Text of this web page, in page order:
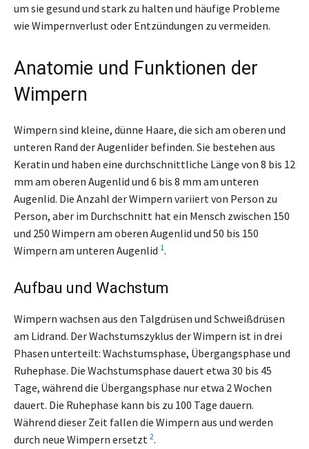
um sie gesund und stark zu halten und häufige Probleme
wie Wimpernverlust oder Entzündungen zu vermeiden.
Anatomie und Funktionen der
Wimpern
Wimpern sind kleine, dünne Haare, die sich am oberen und
unteren Rand der Augenlider befinden. Sie bestehen aus
Keratin und haben eine durchschnittliche Länge von 8 bis 12
mm am oberen Augenlid und 6 bis 8 mm am unteren
Augenlid. Die Anzahl der Wimpern variiert von Person zu
Person, aber im Durchschnitt hat ein Mensch zwischen 150
und 250 Wimpern am oberen Augenlid und 50 bis 150
Wimpern am unteren Augenlid 1.
Aufbau und Wachstum
Wimpern wachsen aus den Talgdrüsen und Schweißdrüsen
am Lidrand. Der Wachstumszyklus der Wimpern ist in drei
Phasen unterteilt: Wachstumsphase, Übergangsphase und
Ruhephase. Die Wachstumsphase dauert etwa 30 bis 45
Tage, während die Übergangsphase nur etwa 2 Wochen
dauert. Die Ruhephase kann bis zu 100 Tage dauern.
Während dieser Zeit fallen die Wimpern aus und werden
durch neue Wimpern ersetzt 2.